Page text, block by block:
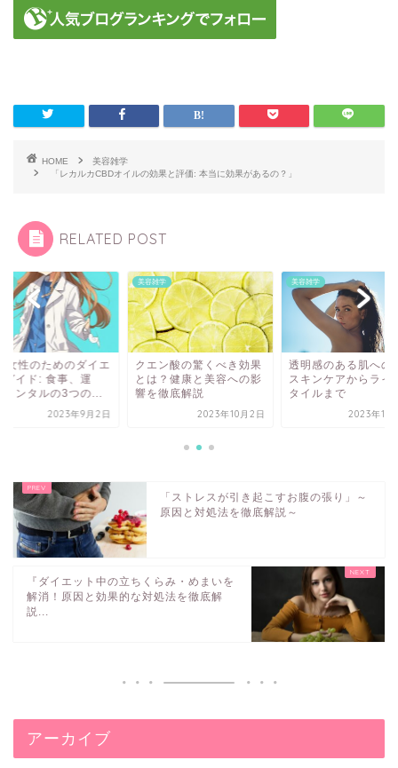
HOME
美容雑学
「レカルカCBDオイルの効果と評価: 本当に効果があるの？」
RELATED POST
女性のためのダイエ
ガイド: 食事、運
メンタルの3つの...
2023年9月2日
美容雑学
クエン酸の驚くべき効果
とは？健康と美容への影
響を徹底解説
2023年10月2日
美容雑学
透明感のある肌への
スキンケアからライ
タイルまで
2023年11
「ストレスが引き起こすお腹の張り」～
原因と対処法を徹底解説～
『ダイエット中の立ちくらみ・めまいを
解消！原因と効果的な対処法を徹底解
説...
アーカイブ